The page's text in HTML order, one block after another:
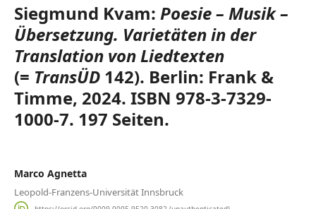
Siegmund Kvam: Poesie – Musik –
Übersetzung. Varietäten in der
Translation von Liedtexten
(= TransÜD142). Berlin: Frank &
Timme, 2024. ISBN 978-3-7329-
1000-7. 197 Seiten.
Marco Agnetta
Leopold-Franzens-Universität Innsbruck